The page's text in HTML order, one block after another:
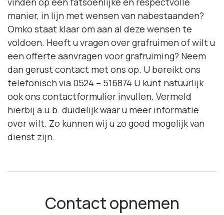
manier, in lijn met wensen van nabestaanden?
Omko staat klaar om aan al deze wensen te
voldoen. Heeft u vragen over grafruimen of wilt u
een offerte aanvragen voor grafruiming? Neem
dan gerust contact met ons op. U bereikt ons
telefonisch via 0524 – 516874 U kunt natuurlijk
ook ons contactformulier invullen. Vermeld
hierbij a.u.b. duidelijk waar u meer informatie
over wilt. Zo kunnen wij u zo goed mogelijk van
dienst zijn.
Contact opnemen